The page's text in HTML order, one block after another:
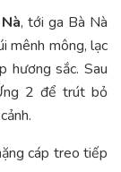
, tới ga Bà Nà
mênh mông, lạc
hương sắc. Sau
2 để trút bỏ
cáp treo tiếp